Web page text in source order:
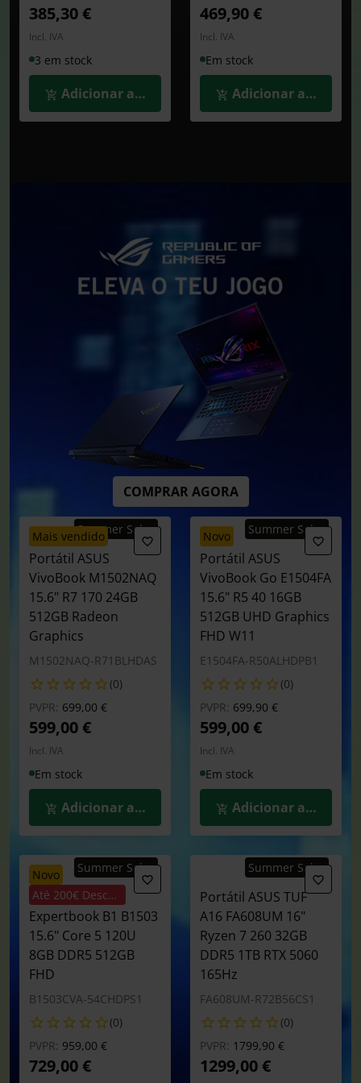
385,30 €
Incl. IVA
3 em stock
Adicionar ao Carrinho
469,90 €
Incl. IVA
Em stock
Adicionar ao
mais vendidoSummer Sales
Portátil ASUS
VivoBook M1502NAQ
15.6" R7 170 24GB
512GB Radeon
Graphics
M1502NAQ-R71BLHDAS
(0)
PVPR: Preço reduzido de
699,00 €para
599,00 €
Incl. IVA
Em stock
Adicionar ao Carrinho
novo Summer Sales
Portátil ASUS
VivoBook Go E1504FA
15.6" R5 40 16GB
512GB UHD Graphics
FHD W11
E1504FA-R50ALHDPB1
(0)
PVPR: Preço reduzido de
699,90 €para
599,00 €
Incl. IVA
Em stock
Adicionar ao
novo
Até 200€ Desconto
Summer Sales
Portátil ASUS
Expertbook B1 B1503
15.6" Core 5 120U
8GB DDR5 512GB
FHD
B1503CVA-54CHDPS1
(0)
PVPR: Preço reduzido de
959,00 €para
729,00 €
Summer Sales
Portátil ASUS TUF
A16 FA608UM 16"
Ryzen 7 260 32GB
DDR5 1TB RTX 5060
165Hz
FA608UM-R72B56CS1
(0)
PVPR: Preço reduzido de
1799,90 €para
1299,00 €
COMPRAR AGORA